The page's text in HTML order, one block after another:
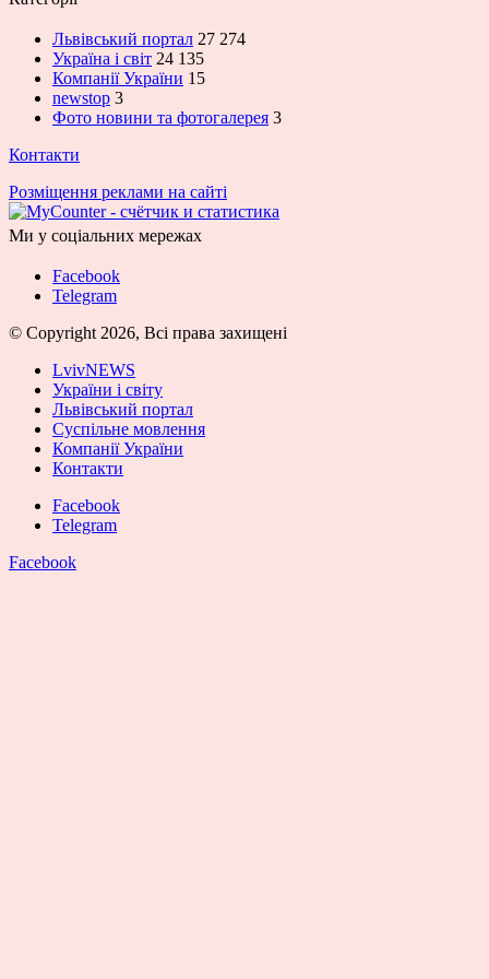
Львівський портал 27 274
Україна і світ 24 135
Компанії України 15
newstop 3
Фото новини та фотогалерея 3
Контакти
Розміщення реклами на сайті
Ми у соціальних мережах
Facebook
Telegram
© Copyright 2026, Всі права захищені
LvivNEWS
України і світу
Львівський портал
Суспільне мовлення
Компанії України
Контакти
Facebook
Telegram
Facebook